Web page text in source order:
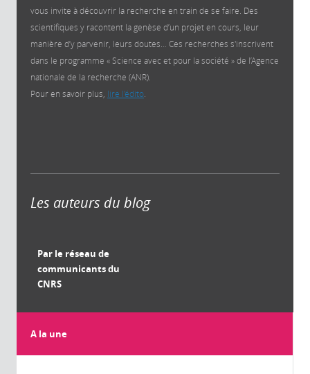
vous invite à découvrir la recherche en train de se faire. Des
scientifiques y racontent la genèse d’un projet en cours, leur
manière d’y parvenir, leurs doutes… Ces recherches s'inscrivent
dans le programme « Science avec et pour la société » de l’Agence
nationale de la recherche (ANR).
Pour en savoir plus, lire l'édito
Les auteurs du blog
Par le réseau de
communicants du
CNRS
A la une